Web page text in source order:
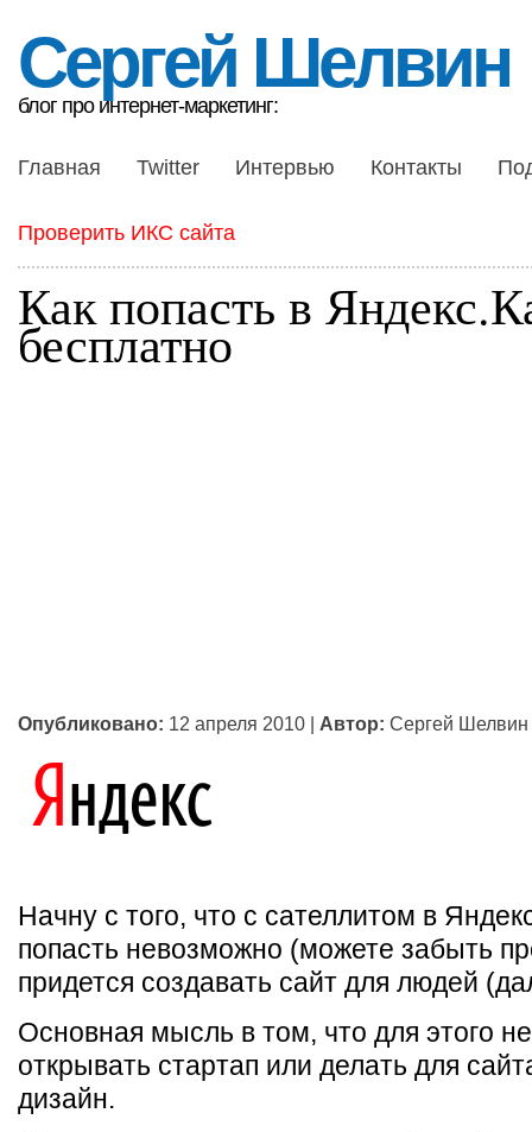
Сергей Шелвин
блог про интернет-маркетинг:
Главная Twitter Интервью Контакты
Проверить ИКС сайта
Как попасть в
бесплатно
Опубликовано: 12 апреля 2010 | Автор: Сергей Шелвин
Начну с того, что с сателлитом в
попасть невозможно (можете забыть
придется создавать сайт для людей
Основная мысль в том, что для этого
открывать стартап или делать для
дизайн.